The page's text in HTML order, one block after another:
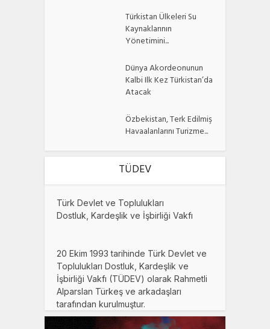
Türkistan Ülkeleri Su
Kaynaklarının
Yönetimini...
Dünya Akordeonunun
Kalbi Ilk Kez Türkistan’da
Atacak
Özbekistan, Terk Edilmiş
Havaalanlarını Turizme...
TÜDEV
Türk Devlet ve Toplulukları
Dostluk, Kardeşlik ve İşbirliği Vakfı
20 Ekim 1993 tarihinde Türk Devlet ve
Toplulukları Dostluk, Kardeşlik ve
İşbirliği Vakfı (TÜDEV) olarak Rahmetli
Alparslan Türkeş ve arkadaşları
tarafından kurulmuştur.